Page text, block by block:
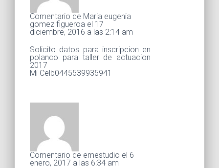
Comentario de Maria eugenia
gomez figueroa el 17
diciembre, 2016 a las 2:14 am
Solicito datos para inscripcion en
polanco para taller de actuacion
2017
Mi Celb0445539935941
Comentario de emestudio el 6
enero, 2017 a las 6:34 am